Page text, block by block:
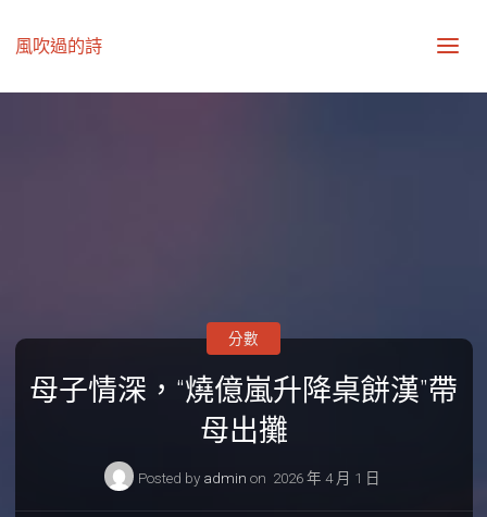
風吹過的詩
母子情深，“燒億嵐升降桌餅漢”帶
母出攤
Posted by admin on 2026 年 4 月 1 日
分數